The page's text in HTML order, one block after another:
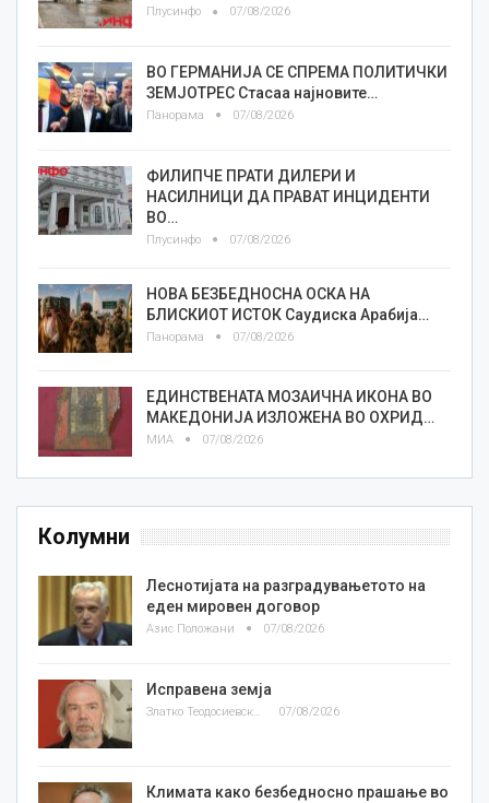
Плусинфо 07/08/2026
ВО ГЕРМАНИЈА СЕ СПРЕМА ПОЛИТИЧКИ
ЗЕМЈОТРЕС Стасаа најновите…
Панорама 07/08/2026
ФИЛИПЧЕ ПРАТИ ДИЛЕРИ И
НАСИЛНИЦИ ДА ПРАВАТ ИНЦИДЕНТИ
ВО…
Плусинфо 07/08/2026
НОВА БЕЗБЕДНОСНА ОСКА НА
БЛИСКИОТ ИСТОК Саудиска Арабија…
Панорама 07/08/2026
ЕДИНСТВЕНАТА МОЗАИЧНА ИКОНА ВО
МАКЕДОНИЈА ИЗЛОЖЕНА ВО ОХРИД…
МИА 07/08/2026
Колумни
Леснотијата на разградувањетото на
еден мировен договор
Азис Положани 07/08/2026
Исправена земја
07/08/2026
Климата како безбедносно прашање во